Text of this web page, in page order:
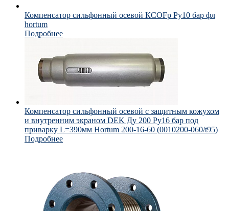
Компенсатор сильфонный осевой КСОFp Ру10 бар фл
hortum
Подробнее
Компенсатор сильфонный осевой с защитным кожухом
и внутренним экраном DEK Ду 200 Ру16 бар под
приварку L=390мм Hortum 200-16-60 (0010200-060/t95)
Подробнее